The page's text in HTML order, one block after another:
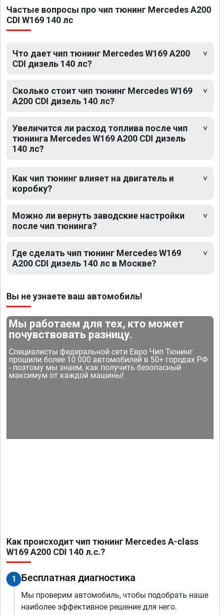
Частые вопросы про чип тюнинг Mercedes A200
CDI W169 140 лс
Что дает чип тюнинг Mercedes W169 A200
CDI дизель 140 лс?
Сколько стоит чип тюнинг Mercedes W169
A200 CDI дизель 140 лс?
Увеличится ли расход топлива после чип
тюнинга Mercedes W169 A200 CDI дизель
140 лс?
Как чип тюнинг влияет на двигатель и
коробку?
Можно ли вернуть заводские настройки
после чип тюнинга?
Где сделать чип тюнинг Mercedes W169
A200 CDI дизель 140 лс в Москве?
Вы не узнаете ваш автомобиль!
Мы работаем для тех, кто может
почувствовать разницу.
Специалисты федеральной сети Евро Чип Тюнинг
прошили более 10 000 автомобилей в 50+ городах РФ
- поэтому мы знаем, как получить безопасный
максимум от каждой машины!
Как происходит чип тюнинг Mercedes A-class
W169 A200 CDI 140 л.с.?
1 Бесплатная диагностика
Мы проверим автомобиль, чтобы подобрать наше
наиболее эффективное решение для него.